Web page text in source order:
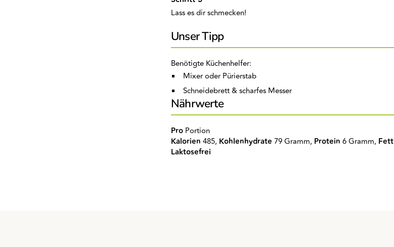
Lass es dir schmecken!
Unser Tipp
Benötigte Küchenhelfer:
Mixer oder Pürierstab
Schneidebrett & scharfes Messer
Nährwerte
Pro Portion
Kalorien 485, Kohlenhydrate 79 Gramm, Protein 6 Gramm, Fett
Laktosefrei